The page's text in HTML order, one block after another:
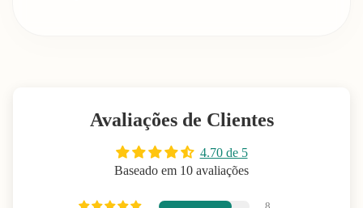
Avaliações de Clientes
4.70 de 5
Baseado em 10 avaliações